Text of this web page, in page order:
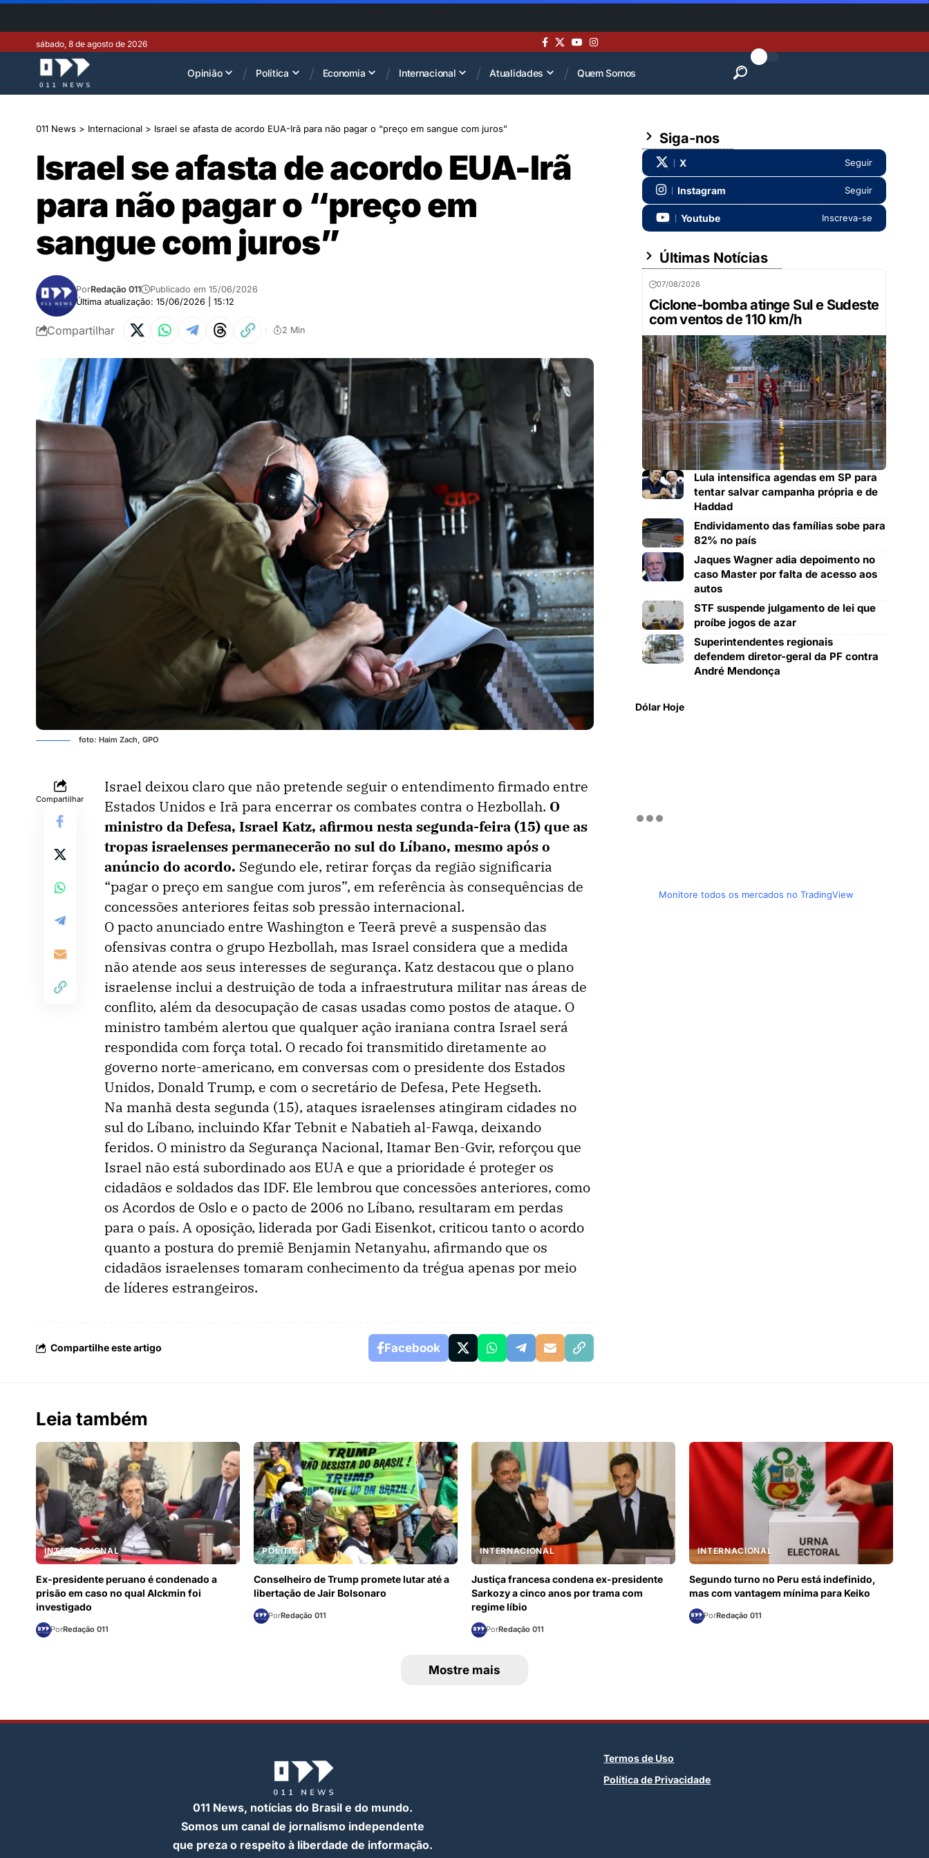
sábado, 8 de agosto de 2026
Opinião Política Economia Internacional Atualidades Quem Somos
011 News > Internacional > Israel se afasta de acordo EUA-Irã para não pagar o “preço em sangue com juros”
Israel se afasta de acordo EUA-Irã
para não pagar o “preço em
sangue com juros”
Última atualização: 15/06/2026 | 15:12
PorRedação 011 Publicado em 15/06/2026
Compartilhar 2 Min
foto: Haim Zach, GPO
Compartilhar
Israel deixou claro que não pretende seguir o entendimento firmado entre
Estados Unidos e Irã para encerrar os combates contra o Hezbollah. O
ministro da Defesa, Israel Katz, afirmou nesta segunda-feira (15) que as
tropas israelenses permanecerão no sul do Líbano, mesmo após o
anúncio do acordo. Segundo ele, retirar forças da região significaria
“pagar o preço em sangue com juros”, em referência às consequências de
concessões anteriores feitas sob pressão internacional.
O pacto anunciado entre Washington e Teerã prevê a suspensão das
ofensivas contra o grupo Hezbollah, mas Israel considera que a medida
não atende aos seus interesses de segurança. Katz destacou que o plano
israelense inclui a destruição de toda a infraestrutura militar nas áreas de
conflito, além da desocupação de casas usadas como postos de ataque. O
ministro também alertou que qualquer ação iraniana contra Israel será
respondida com força total. O recado foi transmitido diretamente ao
governo norte-americano, em conversas com o presidente dos Estados
Unidos, Donald Trump, e com o secretário de Defesa, Pete Hegseth.
Na manhã desta segunda (15), ataques israelenses atingiram cidades no
sul do Líbano, incluindo Kfar Tebnit e Nabatieh al-Fawqa, deixando
feridos. O ministro da Segurança Nacional, Itamar Ben-Gvir, reforçou que
Israel não está subordinado aos EUA e que a prioridade é proteger os
cidadãos e soldados das IDF. Ele lembrou que concessões anteriores, como
os Acordos de Oslo e o pacto de 2006 no Líbano, resultaram em perdas
para o país. A oposição, liderada por Gadi Eisenkot, criticou tanto o acordo
quanto a postura do premiê Benjamin Netanyahu, afirmando que os
cidadãos israelenses tomaram conhecimento da trégua apenas por meio
de líderes estrangeiros.
Compartilhe este artigo Facebook
Siga-nos
X Seguir
Instagram Seguir
Youtube Inscreva-se
Últimas Notícias
07/08/2026
Ciclone-bomba atinge Sul e Sudeste
com ventos de 110 km/h
Lula intensifica agendas em SP para
tentar salvar campanha própria e de
Haddad
Endividamento das famílias sobe para
82% no país
Jaques Wagner adia depoimento no
caso Master por falta de acesso aos
autos
STF suspende julgamento de lei que
proíbe jogos de azar
Superintendentes regionais
defendem diretor-geral da PF contra
André Mendonça
Dólar Hoje
Monitore todos os mercados no TradingView
Leia também
INTERNACIONAL
Ex-presidente peruano é condenado a
prisão em caso no qual Alckmin foi
investigado
PorRedação 011
POLÍTICA
Conselheiro de Trump promete lutar até a
libertação de Jair Bolsonaro
PorRedação 011
INTERNACIONAL
Justiça francesa condena ex-presidente
Sarkozy a cinco anos por trama com
regime líbio
PorRedação 011
INTERNACIONAL
Segundo turno no Peru está indefinido,
mas com vantagem mínima para Keiko
PorRedação 011
Mostre mais
011 News, notícias do Brasil e do mundo.
Somos um canal de jornalismo independente
que preza o respeito à liberdade de informação.
Termos de Uso
Política de Privacidade